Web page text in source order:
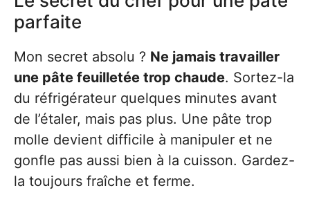
parfaite
Mon secret absolu ? Ne jamais travailler
une pâte feuilletée trop chaude. Sortez-la
du réfrigérateur quelques minutes avant
de l’étaler, mais pas plus. Une pâte trop
molle devient difficile à manipuler et ne
gonfle pas aussi bien à la cuisson. Gardez-
la toujours fraîche et ferme.